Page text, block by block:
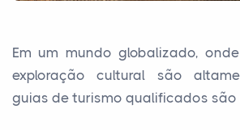
Em um mundo globalizado,
exploração cultural são
guias de turismo qualificados são